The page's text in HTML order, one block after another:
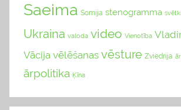
Saeima Somija stenogramma svētki
Ukraina valoda video Vienotība
Vācija vēlēšanas vēsture Zviedrija
ārpolitika Ķīna